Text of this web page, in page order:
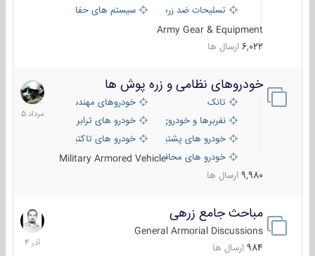
تسلیحات ضد زره
سیستم های حفاظت فعال
Army Gear & Equipment
6,022 ارسال ها
خودروهای نظامی و زره پوش ها
تانک
خودروهای مهندسی
نفربرها و خودروی های رزمی پیاده نظام
خودرو های ترابری نظامی
خودرو های پشتیبانی آتش ، شناسایی و ضد تانک
خودرو های تاکتیکی نظامی
خودرو های محافظت شدهMilitary Armored Vehicle
9,980 ارسال ها
2
مرداد
1405
مباحث جامع زرهی
General Armorial Discussions
984 ارسال ها
7
آذر
1404